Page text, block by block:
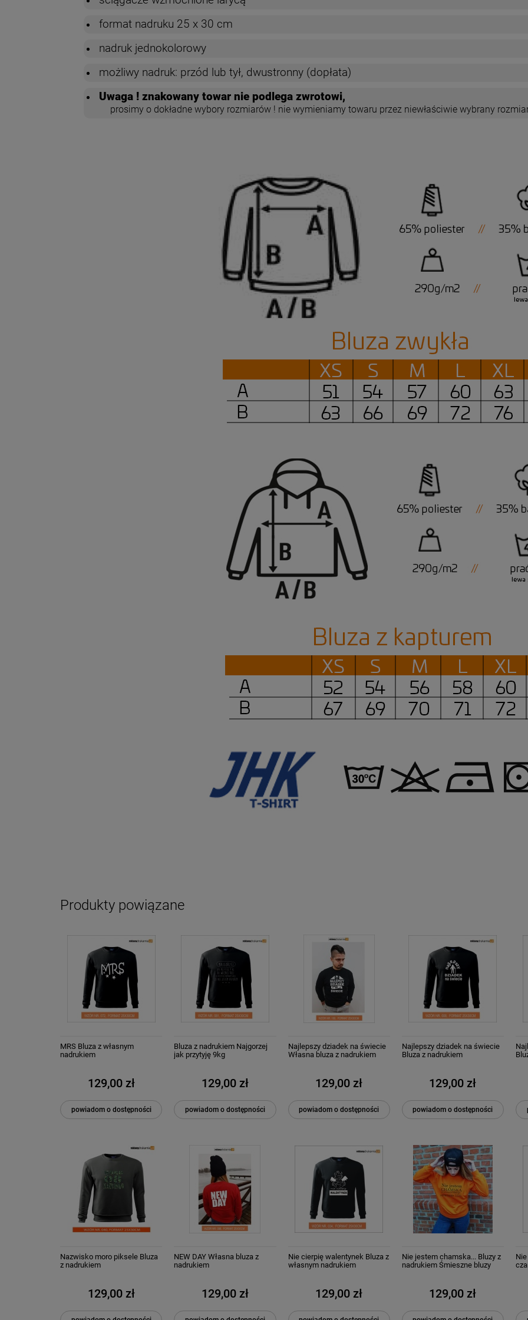
format nadruku 25 x 30 cm
nadruk jednokolorowy
możliwy nadruk: przód lub tył, dwustronny (dopłata)
Uwaga ! znakowany towar nie podlega zwrotowi,
prosimy o dokładne wybory rozmiarów ! nie wymieniamy towaru przez niewłaściwie wybrany
Produkty powiązane
MRS Bluza z własnym
nadrukiem
129,00 zł
powiadom o dostępności
Bluza z nadrukiem Najgorzej
jak przytyję 9kg
129,00 zł
powiadom o dostępności
Najlepszy dziadek na świecie
Własna bluza z nadrukiem
129,00 zł
powiadom o dostępności
Najlepszy dziadek na świecie
Bluza z nadrukiem
129,00 zł
powiadom o dostępności
Nazwisko moro piksele Bluza
z nadrukiem
129,00 zł
NEW DAY Własna bluza z
nadrukiem
129,00 zł
Nie cierpię walentynek Bluza z
własnym nadrukiem
129,00 zł
Nie jestem chamska... Bluzy z
nadrukiem Śmieszne bluzy
129,00 zł